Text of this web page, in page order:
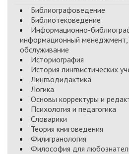
Библиографоведение
Библиотековедение
Информационно-
информационный
обслуживание
Историография
История лингвистических
Лингводидактика
Логика
Основы корректуры и
Психология и педагогика
Словарики
Теория книговедения
Филигранология
Философия для